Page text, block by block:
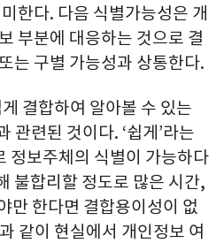
한다. 다음 식별가능성은 개
부분에 대응하는 것으로 결
는 구별 가능성과 상통한다.
결합하여 알아볼 수 있는
관련된 것이다. ‘쉽게’라는
정보주체의 식별이 가능하다
불합리할 정도로 많은 시간,
만 한다면 결합용이성이 없
같이 현실에서 개인정보 여